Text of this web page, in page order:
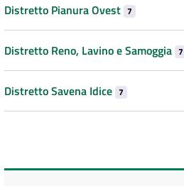
Distretto Pianura Ovest 7
Distretto Reno, Lavino e Samoggia 7
Distretto Savena Idice 7